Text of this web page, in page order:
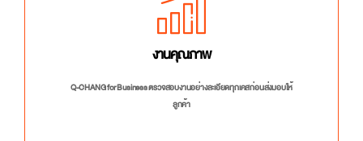
งานคุณภาพ
Q-CHANG for Business ตรวจสอบงานอย่างละเอียดทุกเคสก่อนส่งมอบให้
ลูกค้า